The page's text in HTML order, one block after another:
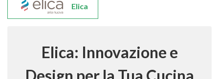
Elica
Elica: Innovazione e